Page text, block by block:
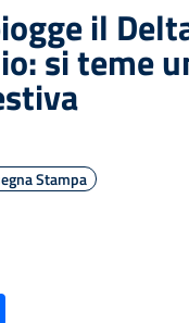
il
si teme
Stampa